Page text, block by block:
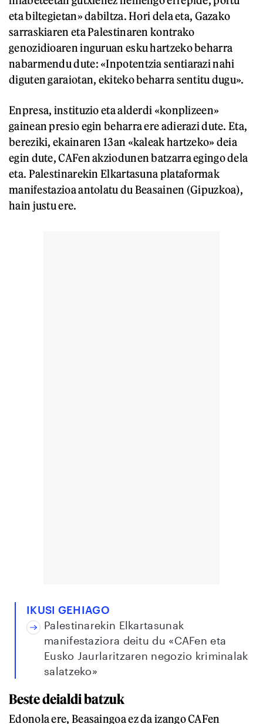
eta biltegietan» dabiltza. Hori dela eta, Gazako
sarraskiaren eta Palestinaren kontrako
genozidioaren inguruan esku hartzeko beharra
nabarmendu dute: «Inpotentzia sentiarazi nahi
diguten garaiotan, ekiteko beharra sentitu dugu».
Enpresa, instituzio eta alderdi «konplizeen»
gainean presio egin beharra ere adierazi dute. Eta,
bereziki, ekainaren 13an «kaleak hartzeko» deia
egin dute, CAFen akziodunen batzarra egingo dela
eta. Palestinarekin Elkartasuna plataformak
manifestazioa antolatu du Beasainen (Gipuzkoa),
hain justu ere.
IKUSI GEHIAGO
Palestinarekin Elkartasunak
manifestaziora deitu du «CAFen eta
Eusko Jaurlaritzaren negozio kriminalak
salatzeko»
Beste deialdi batzuk
Edonola ere, Beasaingoa ez da izango CAFen